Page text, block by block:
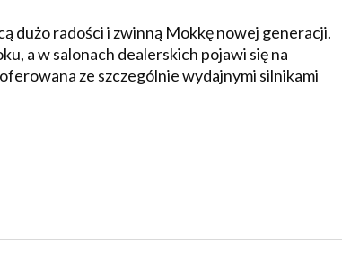
dużo radości i zwinną Mokkę nowej generacji.
a w salonach dealerskich pojawi się na
ze szczególnie wydajnymi silnikami